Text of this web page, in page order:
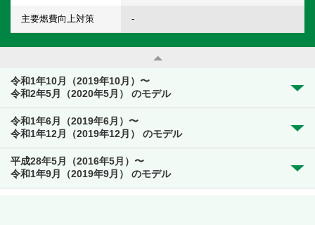
主要燃費向上対策 -
令和1年10月（2019年10月）〜
令和2年5月（2020年5月） のモデル
令和1年6月（2019年6月）〜
令和1年12月（2019年12月） のモデル
平成28年5月（2016年5月）〜
令和1年9月（2019年9月） のモデル